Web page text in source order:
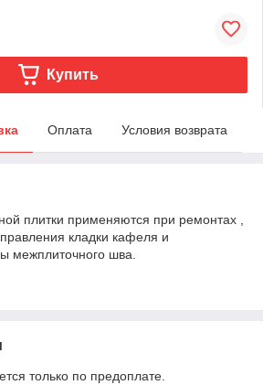
Купить
Оплата Условия возврата
плитки применяются при ремонтах ,
кладки кафеля и
межплиточного шва.
только по предоплате.